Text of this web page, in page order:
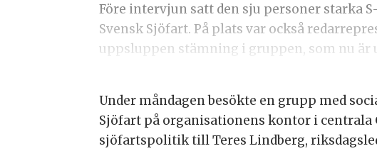
Före intervjun satt den sju personer starka
Svensk Sjöfart. På plats var också
uppsluppen stämning i gruppen, som nu är
Under måndagen besökte en grupp med
Sjöfart på organisationens kontor i centrala
sjöfartspolitik till Teres Lindberg,